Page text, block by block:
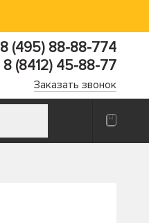
8 (495) 88-88-774
8 (8412) 45-88-77
Заказать звонок